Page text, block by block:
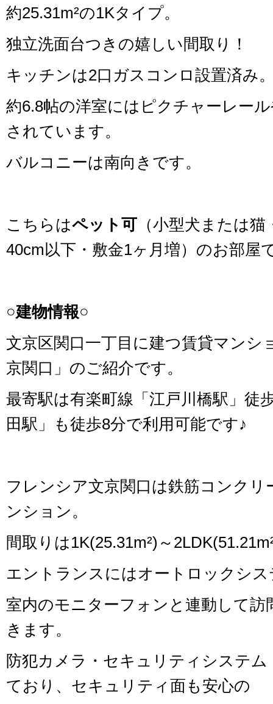
約25.31m²の1Kタイプ。
独立洗面台つきの嬉しい間取り！
キッチンは2口ガスコンロ設置済み
約6.8帖の洋室にはピクチャーレー
されています。
バルコニーは南向きです。
こちらはペット可 （小型犬または
40cm以下・敷金1ヶ月増）のお部屋
○建物情報○
文京区関口一丁目に建つ賃貸マンシ
京関口」のご紹介です。
最寄駅は有楽町線「江戸川橋駅」徒
田駅」も徒歩8分で利用可能です♪
フレンシア文京関口は鉄筋コンクリ
ンション。
間取りは1K(25.31m²)～
エントランスにはオートロックシス
室内のモニターフォンと連動して訪
きます。
防犯カメラ・セキュリティシステム
ており、セキュリティ面も安心の